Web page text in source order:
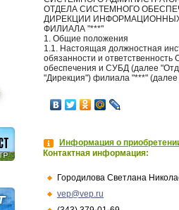
ОТДЕЛА СИСТЕМНОГО
ДИРЕКЦИИ
ФИЛИАЛА "***"
1. Общие положения
1.1. Настоящая должностная
обязанности и ответственность
обеспечения и СУБД (далее
"Дирекция") филиала "***"
Информация о
Контактная информация:
Городилова Светлана
vep@vep.ru